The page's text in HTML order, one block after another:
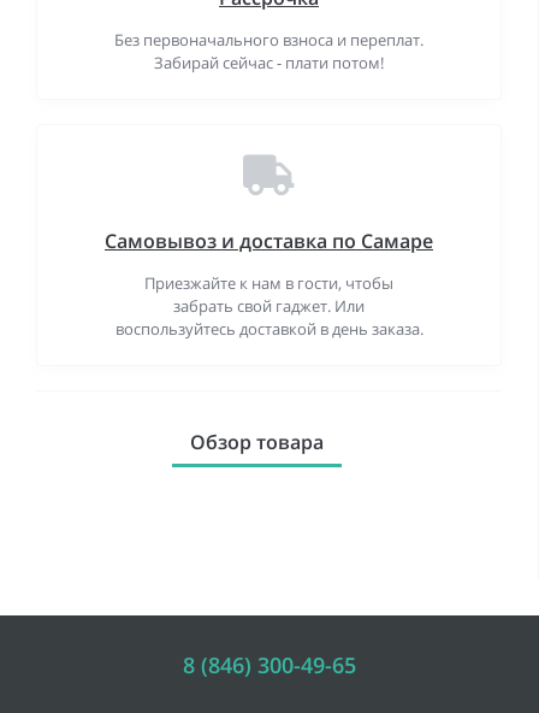
Без первоначального взноса и переплат.
Забирай сейчас - плати потом!
Самовывоз и доставка по Самаре
Приезжайте к нам в гости, чтобы
забрать свой гаджет. Или
воспользуйтесь доставкой в день заказа.
Обзор товара
8 (846) 300-49-65